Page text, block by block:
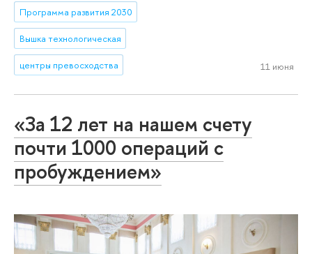
Программа развития 2030
Вышка технологическая
центры превосходства 11 июня
«За 12 лет на нашем счету
почти 1000 операций с
пробуждением»